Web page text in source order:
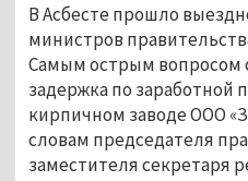
В Асбесте прошло
министров
Самым острым вопросом
задержка по заработной
кирпичном заводе ООО
словам председателя
заместителя секретаря